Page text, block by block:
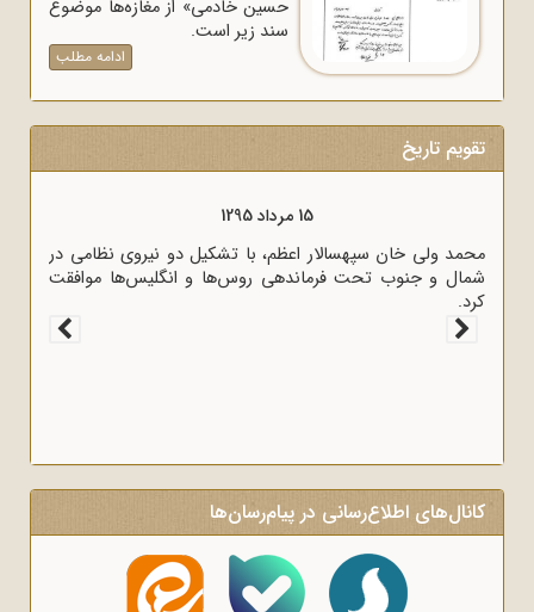
حسین خادمی» از مغازه‌ها موضوع
سند زیر است.
ادامه مطلب
تقویم تاریخ
15 مرداد 1295
محمد ولی خان سپهسالار اعظم، با تشکیل دو نیروی نظامی در
شمال و جنوب تحت فرماندهی روس‌ها و انگلیس‌ها موافقت
کرد.
کانال‌های اطلاع‌رسانی در پیام‌رسان‌ها